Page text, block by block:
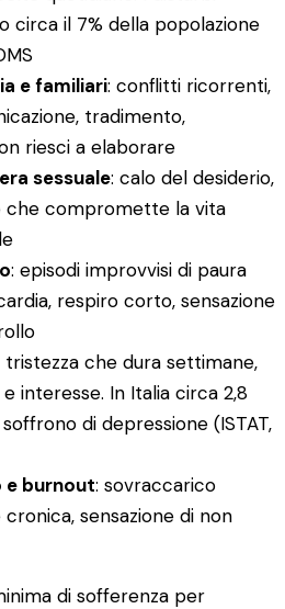
circa il 7% della popolazione
e familiari: conflitti ricorrenti,
tradimento,
riesci a elaborare
sessuale: calo del desiderio,
che compromette la vita
: episodi improvvisi di paura
respiro corto, sensazione
tristezza che dura settimane,
interesse. In Italia circa 2,8
di depressione (ISTAT,
e burnout: sovraccarico
sensazione di non
di sofferenza per